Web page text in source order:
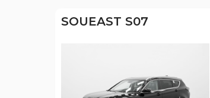
SOUEAST S07